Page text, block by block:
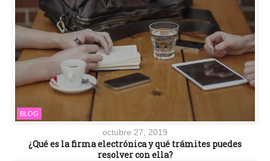
BLOG
octubre 27, 2019
¿Qué es la firma electrónica y qué trámites puedes
resolver con ella?